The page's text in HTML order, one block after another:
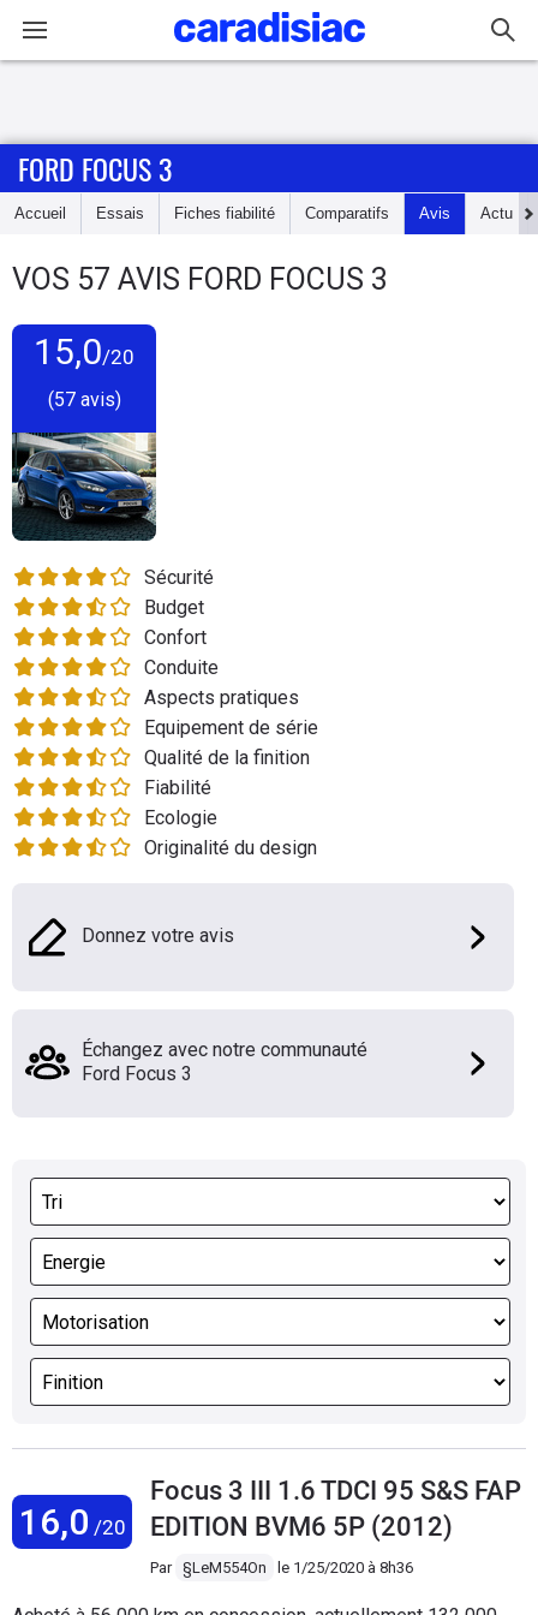
Accueil
Essais
Guide
Electriques
Utilitaires
Flottes
Auto
Services
Forum
Moto
Marques
FORD FOCUS 3
Accueil Essais Fiches fiabilité Comparatifs Avis Actu
VOS 57 AVIS FORD FOCUS 3
15,0/20
(57 avis)
Sécurité
Budget
Confort
Conduite
Aspects pratiques
Equipement de série
Qualité de la finition
Fiabilité
Ecologie
Originalité du design
Donnez votre avis
Échangez avec notre communauté
Ford Focus 3
16,0 /20
Focus 3 III 1.6 TDCI 95 S&S FAP
EDITION BVM6 5P (2012)
Par §LeM554On le 1/25/2020 à 8h36